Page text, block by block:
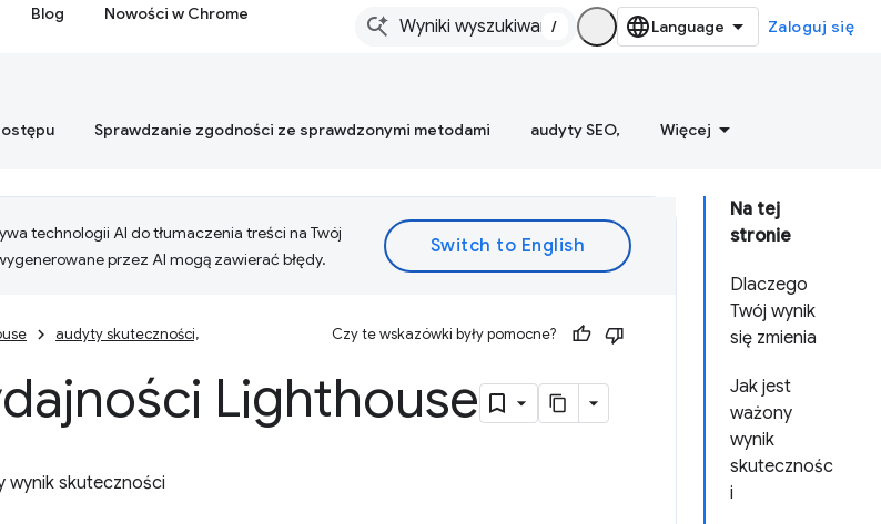
Blog Nowości w Chrome
/ Zaloguj się
Sprawdzanie zgodności ze sprawdzonymi metodami audyty SEO, Więcej
Na tej
stronie
Dlaczego
Twój wynik
się zmienia
Jak jest
ważony
wynik
skutecznośc
i
technologii AI do tłumaczenia treści na Twój
przez AI mogą zawierać błędy.
audyty skuteczności, Czy te wskazówki były pomocne?
Lighthouse
wynik skuteczności